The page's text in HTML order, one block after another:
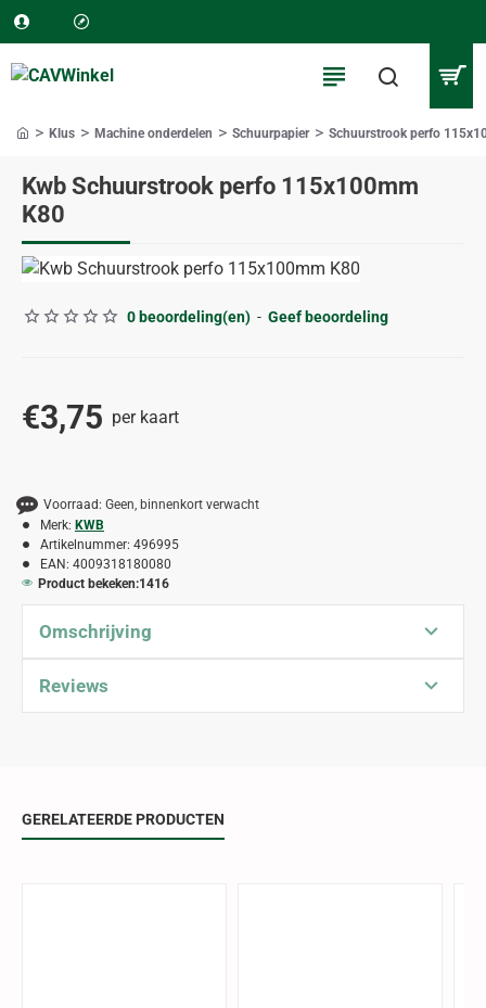
Kwb Schuurstrook perfo 115x100mm
K80
Klus Machine onderdelen Schuurpapier Schuurstrook perfo
0 beoordeling(en) - Geef beoordeling
€3,75 per kaart
Voorraad: Geen, binnenkort verwacht
Merk: KWB
Artikelnummer: 496995
EAN: 4009318180080
Product bekeken:1416
Omschrijving
Reviews
GERELATEERDE PRODUCTEN